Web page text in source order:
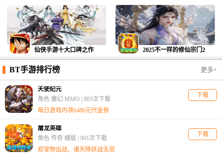
仙侠手游十大口碑之作 2025不一样的修仙宗门2
BT手游排行榜 更多+
天使纪元
角色 魔幻 MMO | 803次下载
每日游戏内领6480元代金券
下载
屠龙英雄
角色 传奇 横版 | 901次下载
双宠物出战，诸天降妖战无双
下载